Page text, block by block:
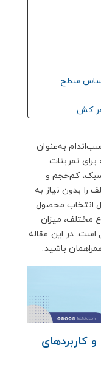
اساس سطح
کش
به‌عنوان
برای تمرینات
کم‌حجم و
را بدون نیاز به
انتخاب محصول
مختلف، میزان
در این مقاله
باشید.
کاربردهای